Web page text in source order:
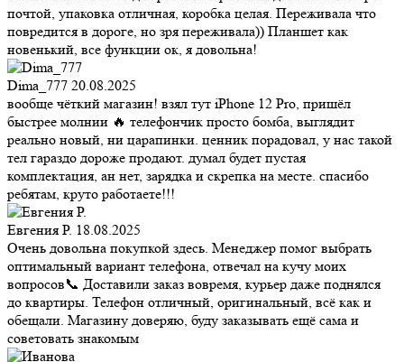
почтой, упаковка отличная, коробка целая. Переживала что
повредится в дороге, но зря переживала)) Планшет как
новенький, все функции ок, я довольна!
Dima_777 20.08.2025
вообще чёткий магазин! взял тут iPhone 12 Pro, пришёл
быстрее молнии 🔥 телефончик просто бомба, выглядит
реально новый, ни царапинки. ценник порадовал, у нас такой
тел гараздо дороже продают. думал будет пустая
комплектация, ан нет, зарядка и скрепка на месте. спасибо
ребятам, круто работаете!!!
Евгения Р. 18.08.2025
Очень довольна покупкой здесь. Менеджер помог выбрать
оптимальный вариант телефона, отвечал на кучу моих
вопросов📞 Доставили заказ вовремя, курьер даже поднялся
до квартиры. Телефон отличный, оригинальный, всё как и
обещали. Магазину доверяю, буду заказывать ещё сама и
советовать знакомым